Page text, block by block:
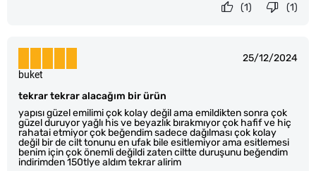
(1)
(1)
25/12/2024
tekrar tekrar alacağım bir ürün
yapısı güzel emilimi çok kolay değil ama emildikten sonra çok
güzel duruyor yağlı his ve beyazlık bırakmıyor çok hafif ve hiç
rahatai etmiyor çok beğendim sadece dağılması çok kolay
değil bir de cilt tonunu en ufak bile esitlemiyor ama esitlemesi
benim için çok önemli değildi zaten ciltte duruşunu beğendim
indirimden 150tlye aldım tekrar alirim
buket